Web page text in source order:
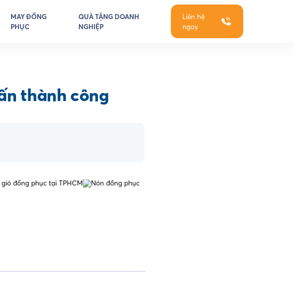
MAY ĐỒNG
PHỤC
QUÀ TẶNG DOANH
NGHIỆP
Liên hệ
ngay
thành công